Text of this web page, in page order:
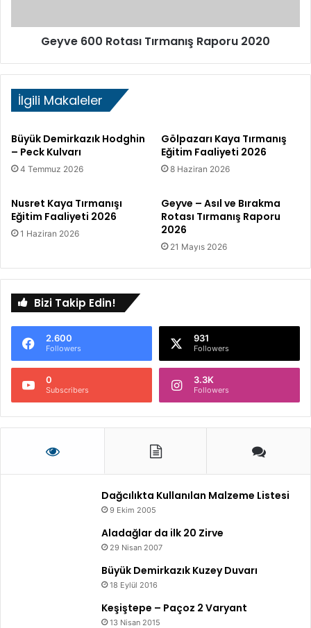
Geyve 600 Rotası Tırmanış Raporu 2020
İlgili Makaleler
Büyük Demirkazık Hodghin
– Peck Kulvarı
4 Temmuz 2026
Gölpazarı Kaya Tırmanış
Eğitim Faaliyeti 2026
8 Haziran 2026
Nusret Kaya Tırmanışı
Eğitim Faaliyeti 2026
1 Haziran 2026
Geyve – Asıl ve Bırakma
Rotası Tırmanış Raporu
2026
21 Mayıs 2026
Bizi Takip Edin!
2.600
Followers
931
Followers
0
Subscribers
3.3K
Followers
Dağcılıkta Kullanılan Malzeme Listesi
9 Ekim 2005
Aladağlar da ilk 20 Zirve
29 Nisan 2007
Büyük Demirkazık Kuzey Duvarı
18 Eylül 2016
Keşiştepe – Paçoz 2 Varyant
13 Nisan 2015